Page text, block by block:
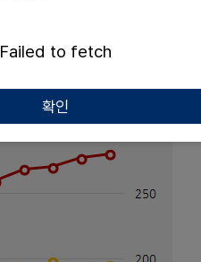
Failed to fetch
확인